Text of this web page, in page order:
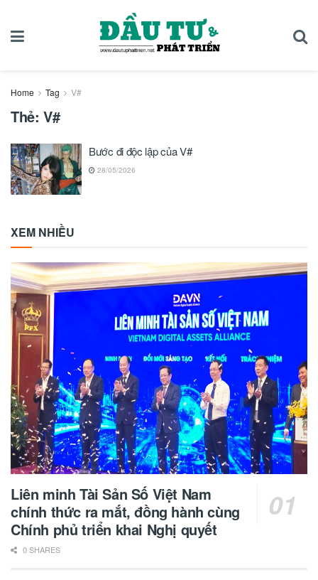
Home Tag V#
Thẻ: V#
Bước đi độc lập của V#
28/05/2026
XEM NHIỀU
Liên minh Tài Sản Số Việt Nam
chính thức ra mắt, đồng hành cùng
Chính phủ triển khai Nghị quyết
0 SHARES